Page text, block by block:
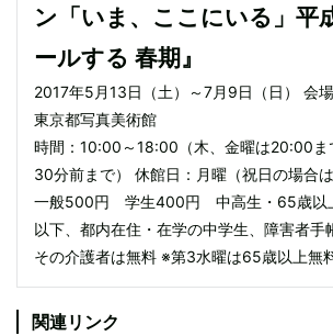
ン「いま、ここにいる」平
ールする 春期』
2017年5月13日（土）～7月9日（日） 会
東京都写真美術館
時間：10:00～18:00（木、金曜は20:00ま
30分前まで） 休館日：月曜（祝日の場合
一般500円 学生400円 中高生・65歳以
以下、都内在住・在学の中学生、障害者手
その介護者は無料 ※第3水曜は65歳以上無
関連リンク